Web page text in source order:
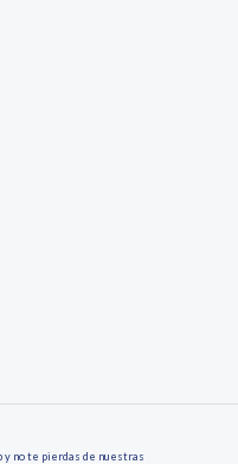
y no te pierdas de nuestras